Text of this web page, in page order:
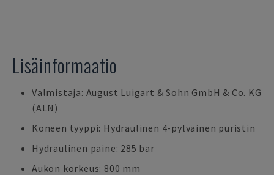
Lisäinformaatio
Valmistaja: August Luigart & Sohn GmbH & Co. KG
(ALN)
Koneen tyyppi: Hydraulinen 4-pylväinen puristin
Hydraulinen paine: 285 bar
Aukon korkeus: 800 mm